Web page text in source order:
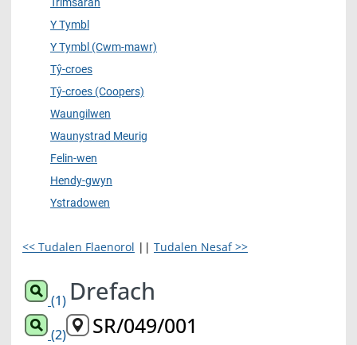
Trimsaran
Y Tymbl
Y Tymbl (Cwm-mawr)
Tŷ-croes
Tŷ-croes (Coopers)
Waungilwen
Waunystrad Meurig
Felin-wen
Hendy-gwyn
Ystradowen
<< Tudalen Flaenorol || Tudalen Nesaf >>
(1) Drefach
(2) SR/049/001